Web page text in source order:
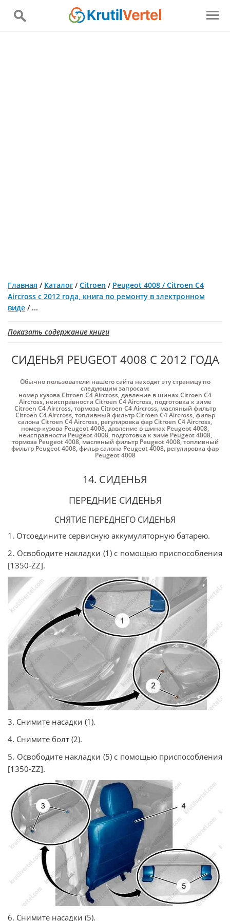
Главная / Каталог /Citroen / Peugeot 4008 / Citroen C4
Aircross с 2012 года, книга по ремонту в электронном
виде / ...
Показать содержание книги
СИДЕНЬЯ PEUGEOT 4008 С 2012 ГОДА
Обычно пользователи нашего сайта находят эту страницу по
следующим запросам:
номер кузова Citroen C4 Aircross,давление в шинах Citroen C4
Aircross,неисправности Citroen C4 Aircross, подготовка к зиме
Citroen C4 Aircross,тормоза Citroen C4 Aircross, масляный фильтр
Citroen C4 Aircross,топливный фильтр Citroen C4 Aircross,фильр
салона Citroen C4 Aircross, регулировка фар Citroen C4 Aircross,
номер кузова Peugeot 4008,давление в шинах Peugeot 4008,
неисправности Peugeot 4008, подготовка к зиме Peugeot 4008,
тормоза Peugeot 4008,масляный фильтр Peugeot 4008,топливный
фильтр Peugeot 4008,фильр салона Peugeot 4008, регулировка фар
Peugeot 4008
14. СИДЕНЬЯ
ПЕРЕДНИЕ СИДЕНЬЯ
СНЯТИЕ ПЕРЕДНЕГО СИДЕНЬЯ
1. Отсоедините сервисную аккумуляторную батарею.
2. Освободите накладки (1) с помощью приспособления
[1350-ZZ].
3. Снимите насадки (1).
4. Снимите болт (2).
5. Освободите накладки (5) с помощью приспособления
[1350-ZZ].
6. Снимите насадки (5).